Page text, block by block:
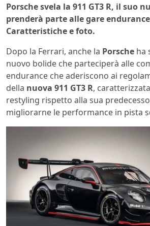
Porsche svela la 911 GT3 R, il suo
prenderà parte alle gare
Caratteristiche e foto.
Dopo la Ferrari, anche la Porsche ha
nuovo bolide che parteciperà alle
endurance che aderiscono ai
della nuova 911 GT3 R,
restyling rispetto alla sua
migliorarne le performance in pista